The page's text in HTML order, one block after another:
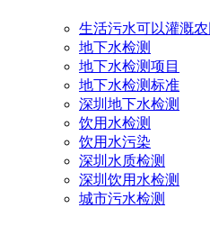
生活污水可以灌溉
地下水检测
地下水检测项目
地下水检测标准
深圳地下水检测
饮用水检测
饮用水污染
深圳水质检测
深圳饮用水检测
城市污水检测